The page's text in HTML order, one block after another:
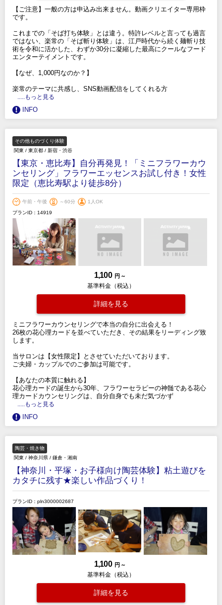
【ご注意】一般の方は申込み出来ません。動画クリエイター専用枠
です。
これまでの「そば打ち体験」とは違う。特許レベルと言っても過言
ではない、楽常の「そば斬り体験」は、江戸時代から続く麺斬り技
術を令和に活かした、わずか30分に凝縮した最高にクールなフード
エンターテイメントです。
【なぜ、1,000円なのか？】
楽常のテーマに共感し、SNS動画配信をしてくれる方
.....もっと見る
INFO
その他ものづくり体験
関東 / 東京都 / 新宿・渋谷
【東京・恵比寿】自分再発見！「ミニフラワーカウ
ンセリング」フラワーエッセンスお試し付き！女性
限定（恵比寿駅より徒歩8分）
午前・午後 ～60分
1人OK
プランID：14919
1,100 円 ～
基準料金（税込）
詳細を見る
ミニフラワーカウンセリングで本当の自分に出会える！
26枚の花心理カードを並べていただき、その結果をリーディング致
します。
当サロンは【女性限定】とさせていただいております。
ご夫婦・カップルでのご参加は可能です。
【あなたの本質に触れる】
花心理カードの誕生から30年、フラワーセラピーの神髄である花心
理カードカウンセリングは、自分自身でも未だ気づかず
.....もっと見る
INFO
陶芸・焼き物
関東 / 神奈川県 / 鎌倉・湘南
【神奈川・平塚・お子様向け陶芸体験】粘土遊びを
カタチに残す★楽しい作品づくり！
プランID：pln3000002687
1,100 円 ～
基準料金（税込）
詳細を見る